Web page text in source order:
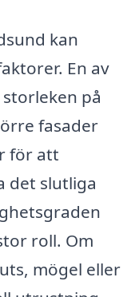
kan
En av
på
fasader
för att
det slutliga
roll. Om
mögel eller